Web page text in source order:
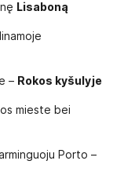
Lisaboną
– Rokos kyšulyje
mieste bei
Porto –